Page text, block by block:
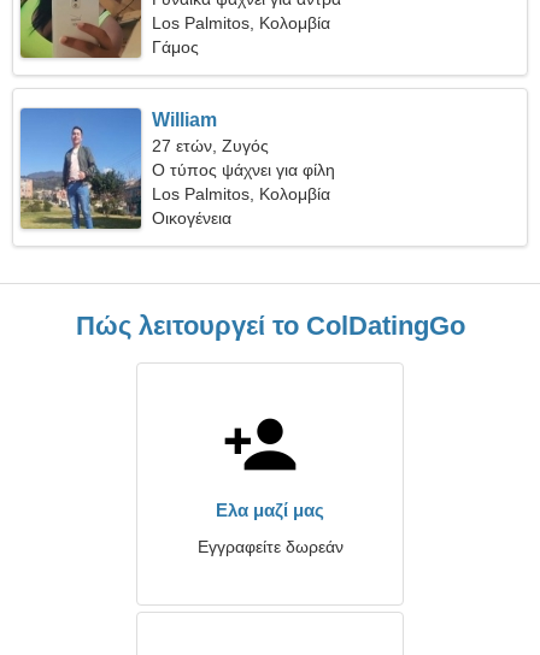
Los Palmitos, Κολομβία
Γάμος
William
27 ετών, Ζυγός
Ο τύπος ψάχνει για φίλη
Los Palmitos, Κολομβία
Οικογένεια
Πώς λειτουργεί το ColDatingGo
Ελα μαζί μας
Εγγραφείτε δωρεάν